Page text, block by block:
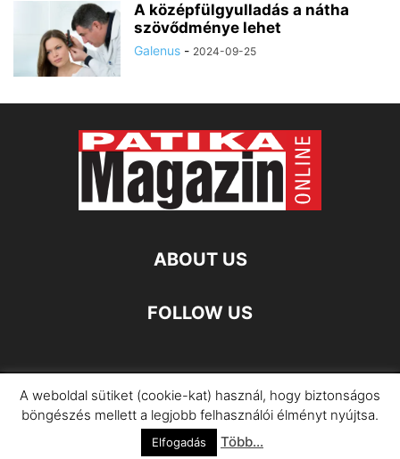
A középfülgyulladás a nátha
szövődménye lehet
Galenus - 2024-09-25
ABOUT US
FOLLOW US
Impresszum Adatkezelési Információ
©
A weboldal sütiket (cookie-kat) használ, hogy biztonságos
böngészés mellett a legjobb felhasználói élményt nyújtsa.
Elfogadás Több...